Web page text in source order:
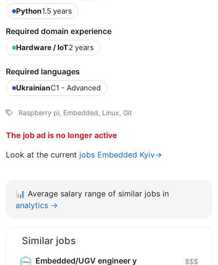
Python1.5 years
Required domain experience
Hardware / IoT2 years
Required languages
UkrainianC1 - Advanced
Raspberry pi, Embedded, Linux, Git
The job ad is no longer active
Look at the current jobs Embedded Kyiv→
📊 Average salary range of similar jobs in
analytics →
Similar jobs
Embedded/UGV engineer у
$$$